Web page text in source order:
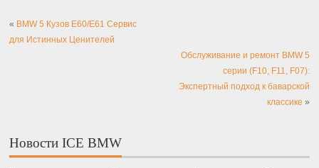
« BMW 5 Кузов E60/E61 Сервис
для Истинных Ценителей
Обслуживание и ремонт BMW 5
серии (F10, F11, F07):
Экспертный подход к баварской
классике »
Новости ICE BMW